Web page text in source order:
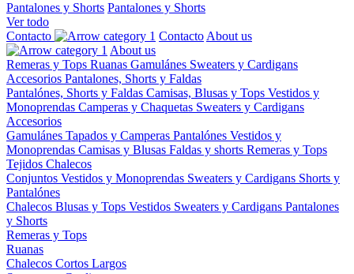
Pantalones y Shorts Pantalones y Shorts
Ver todo
Contacto
Contacto About us
About us
Remeras y Tops Ruanas Gamulánes Sweaters y Cardigans
Accesorios Pantalones, Shorts y Faldas
Pantalónes, Shorts y Faldas Camisas, Blusas y Tops Vestidos y
Monoprendas Camperas y Chaquetas Sweaters y Cardigans
Accesorios
Gamulánes Tapados y Camperas Pantalónes Vestidos y
Monoprendas Camisas y Blusas Faldas y shorts Remeras y Tops
Tejidos Chalecos
Conjuntos Vestidos y Monoprendas Sweaters y Cardigans Shorts y
Pantalónes
Chalecos Blusas y Tops Vestidos Sweaters y Cardigans Pantalones
y Shorts
Remeras y Tops
Ruanas
Chalecos Cortos Largos